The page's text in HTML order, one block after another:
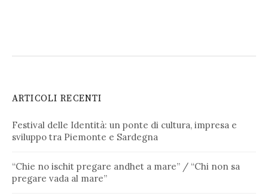
ARTICOLI RECENTI
Festival delle Identità: un ponte di cultura, impresa e
sviluppo tra Piemonte e Sardegna
“Chie no ischit pregare andhet a mare” / “Chi non sa
pregare vada al mare”